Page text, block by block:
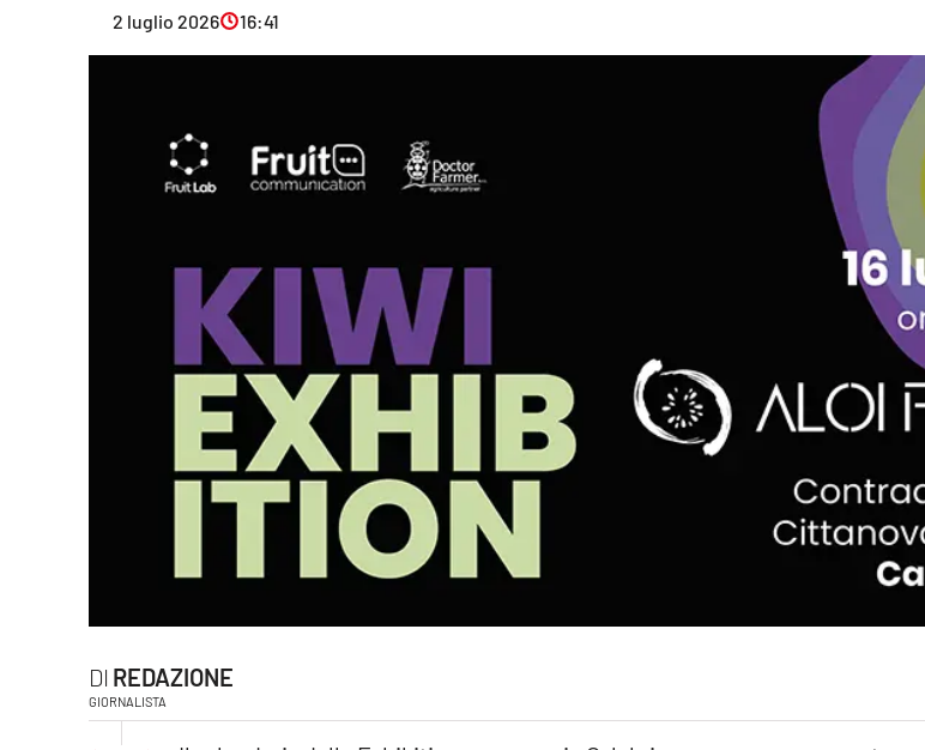
2 luglio 2026 16:41
REDAZIONE
GIORNALISTA